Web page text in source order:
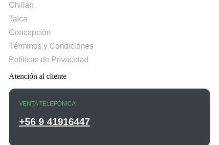
Chillán
Talca
Concepción
Términos y Condiciones
Políticas de Privacidad
Atención al cliente
VENTA TELEFÓNICA
+56 9 41916447